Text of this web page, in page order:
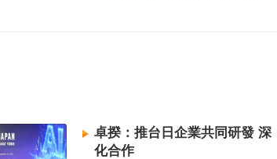
卓揆：推台日企業共同研發 深
化合作